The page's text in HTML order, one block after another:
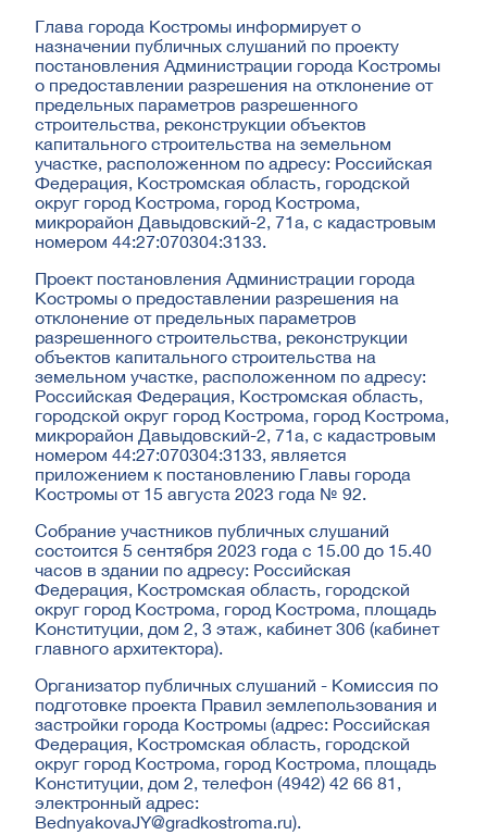
Глава города Костромы информирует о
назначении публичных слушаний по проекту
постановления Администрации города Костромы
о предоставлении разрешения на отклонение от
предельных параметров разрешенного
строительства, реконструкции объектов
капитального строительства на земельном
участке, расположенном по адресу: Российская
Федерация, Костромская область, городской
округ город Кострома, город Кострома,
микрорайон Давыдовский-2, 71а, с кадастровым
номером 44:27:070304:3133.
Проект постановления Администрации города
Костромы о предоставлении разрешения на
отклонение от предельных параметров
разрешенного строительства, реконструкции
объектов капитального строительства на
земельном участке, расположенном по адресу:
Российская Федерация, Костромская область,
городской округ город Кострома, город Кострома,
микрорайон Давыдовский-2, 71а, с кадастровым
номером 44:27:070304:3133, является
приложением к постановлению Главы города
Костромы от 15 августа 2023 года № 92.
Собрание участников публичных слушаний
состоится 5 сентября 2023 года с 15.00 до 15.40
часов в здании по адресу: Российская
Федерация, Костромская область, городской
округ город Кострома, город Кострома, площадь
Конституции, дом 2, 3 этаж, кабинет 306 (кабинет
главного архитектора).
Организатор публичных слушаний - Комиссия по
подготовке проекта Правил землепользования и
застройки города Костромы (адрес: Российская
Федерация, Костромская область, городской
округ город Кострома, город Кострома, площадь
Конституции, дом 2, телефон (4942) 42 66 81,
электронный адрес:
BednyakovaJY@gradkostroma.ru).